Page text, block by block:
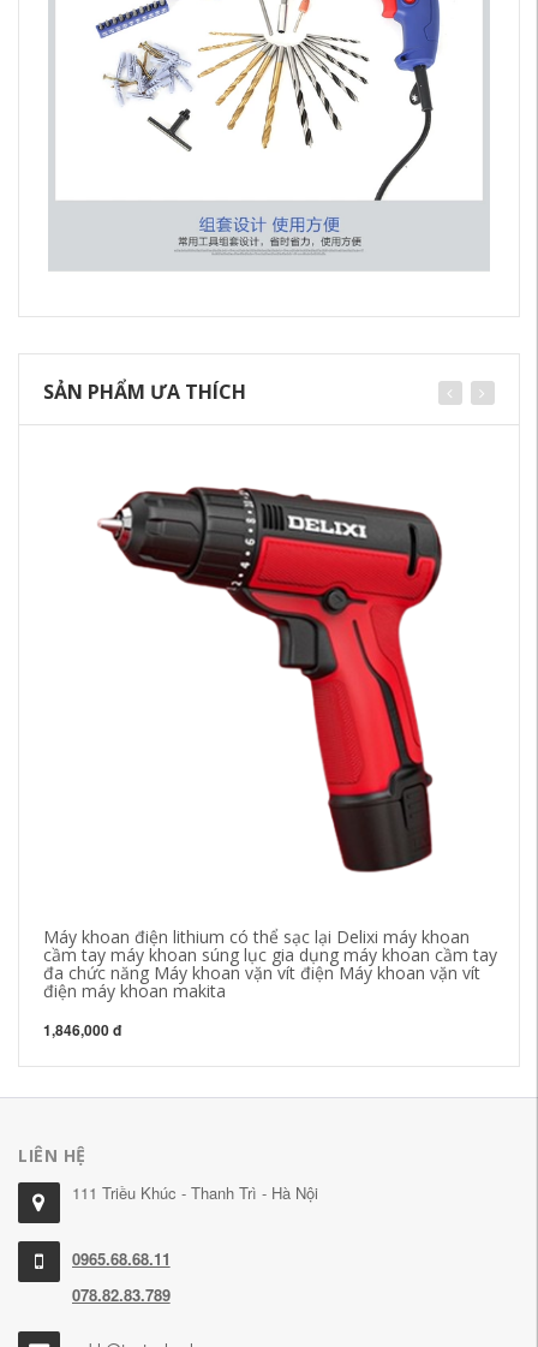
SẢN PHẨM ƯA THÍCH
Máy khoan điện lithium có thể sạc lại Delixi máy khoan
cầm tay máy khoan súng lục gia dụng máy khoan cầm tay
đa chức năng Máy khoan vặn vít điện Máy khoan vặn vít
điện máy khoan makita
1,846,000 đ
LIÊN HỆ
111 Triều Khúc - Thanh Trì - Hà Nội
0965.68.68.11
078.82.83.789